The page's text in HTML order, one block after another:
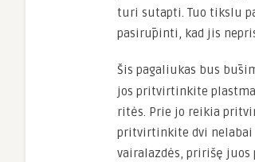
turi sutapti. Tuo tikslu
pasirūpinti, kad jis
Šis pagaliukas bus
jos pritvirtinkite
ritės. Prie jo reikia
pritvirtinkite dvi
vairalazdės, pririšę